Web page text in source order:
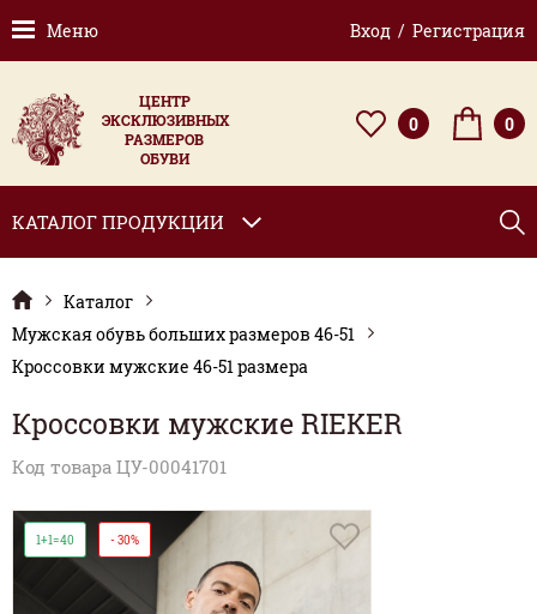
Меню Вход / Регистрация
ЦЕНТР
ЭКСКЛЮЗИВНЫХ
РАЗМЕРОВ
ОБУВИ
0 0
КАТАЛОГ ПРОДУКЦИИ
Каталог
Мужская обувь больших размеров 46-51
Кроссовки мужские 46-51 размера
Кроссовки мужские RIEKER
Код товара ЦУ-00041701
1+1=40 - 30%